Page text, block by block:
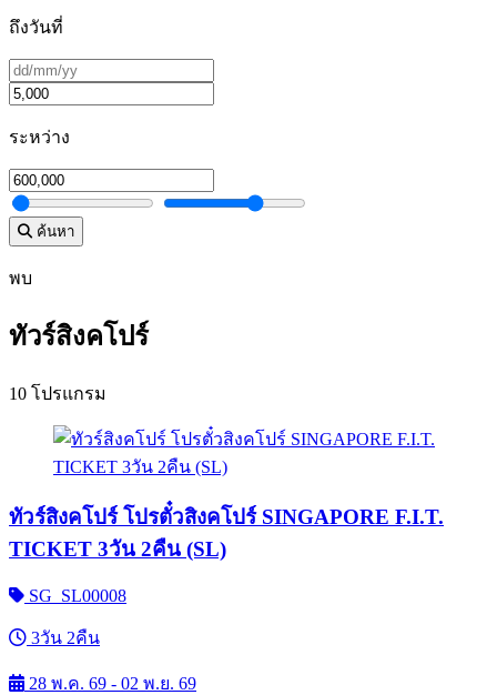
ถึงวันที่
ระหว่าง
ค้นหา
พบ
ทัวร์สิงคโปร์
10 โปรแกรม
ทัวร์สิงคโปร์ โปรตั๋วสิงคโปร์ SINGAPORE F.I.T.
TICKET 3วัน 2คืน (SL)
SG_SL00008
3วัน 2คืน
28 พ.ค. 69 - 02 พ.ย. 69